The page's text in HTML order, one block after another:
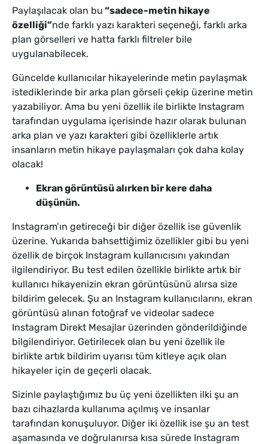
Paylaşılacak olan bu “sadece-metin hikaye
özelliği”nde farklı yazı karakteri seçeneği, farklı arka
plan görselleri ve hatta farklı filtreler bile
uygulanabilecek.
Güncelde kullanıcılar hikayelerinde metin paylaşmak
istediklerinde bir arka plan görseli çekip üzerine metin
yazabiliyor. Ama bu yeni özellik ile birlikte Instagram
tarafından uygulama içerisinde hazır olarak bulunan
arka plan ve yazı karakteri gibi özelliklerle artık
insanların metin hikaye paylaşmaları çok daha kolay
olacak!
Ekran görüntüsü alırken bir kere daha
düşünün.
Instagram’ın getireceği bir diğer özellik ise güvenlik
üzerine. Yukarıda bahsettiğimiz özellikler gibi bu yeni
özellik de birçok Instagram kullanıcısını yakından
ilgilendiriyor. Bu test edilen özellikle birlikte artık bir
kullanıcı hikayenizin ekran görüntüsünü alırsa size
bildirim gelecek. Şu an Instagram kullanıcılarını, ekran
görüntüsü alınan fotoğraf ve videolar sadece
Instagram Direkt Mesajlar üzerinden gönderildiğinde
bilgilendiriyor. Getirilecek olan bu yeni özellik ile
birlikte artık bildirim uyarısı tüm kitleye açık olan
hikayeler için de geçerli olacak.
Sizinle paylaştığımız bu üç yeni özellikten ilki şu an
bazı cihazlarda kullanıma açılmış ve insanlar
tarafından konuşuluyor. Diğer iki özellik ise şu an test
aşamasında ve doğrulanırsa kısa sürede Instagram